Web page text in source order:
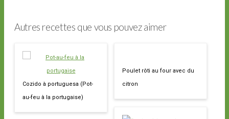
Autres recettes que vous pouvez aimer
Cozido à portuguesa (Pot-
au-feu à la portugaise)
Poulet rôti au four avec du
citron